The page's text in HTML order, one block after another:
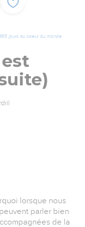
jours au coeur du monde
lorsque nous
parler bien
de la